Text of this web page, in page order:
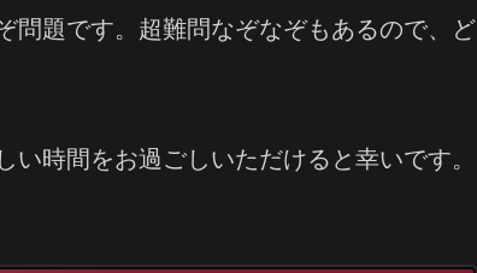
問題です。超難問なぞなぞもあるので、ど
時間をお過ごしいただけると幸いです。